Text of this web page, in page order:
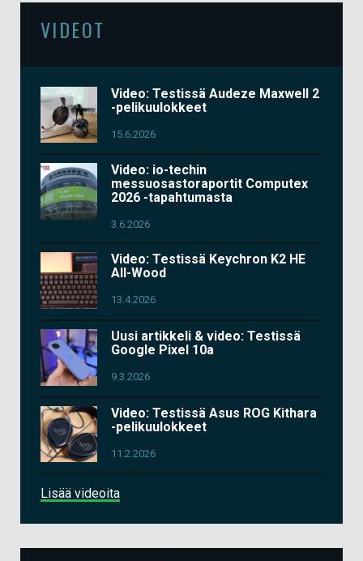
VIDEOT
Video: Testissä Audeze Maxwell 2
-pelikuulokkeet
15.6.2026
Video: io-techin
messuosastoraportit Computex
2026 -tapahtumasta
3.6.2026
Video: Testissä Keychron K2 HE
All-Wood
13.4.2026
Uusi artikkeli & video: Testissä
Google Pixel 10a
9.3.2026
Video: Testissä Asus ROG Kithara
-pelikuulokkeet
11.2.2026
Lisää videoita